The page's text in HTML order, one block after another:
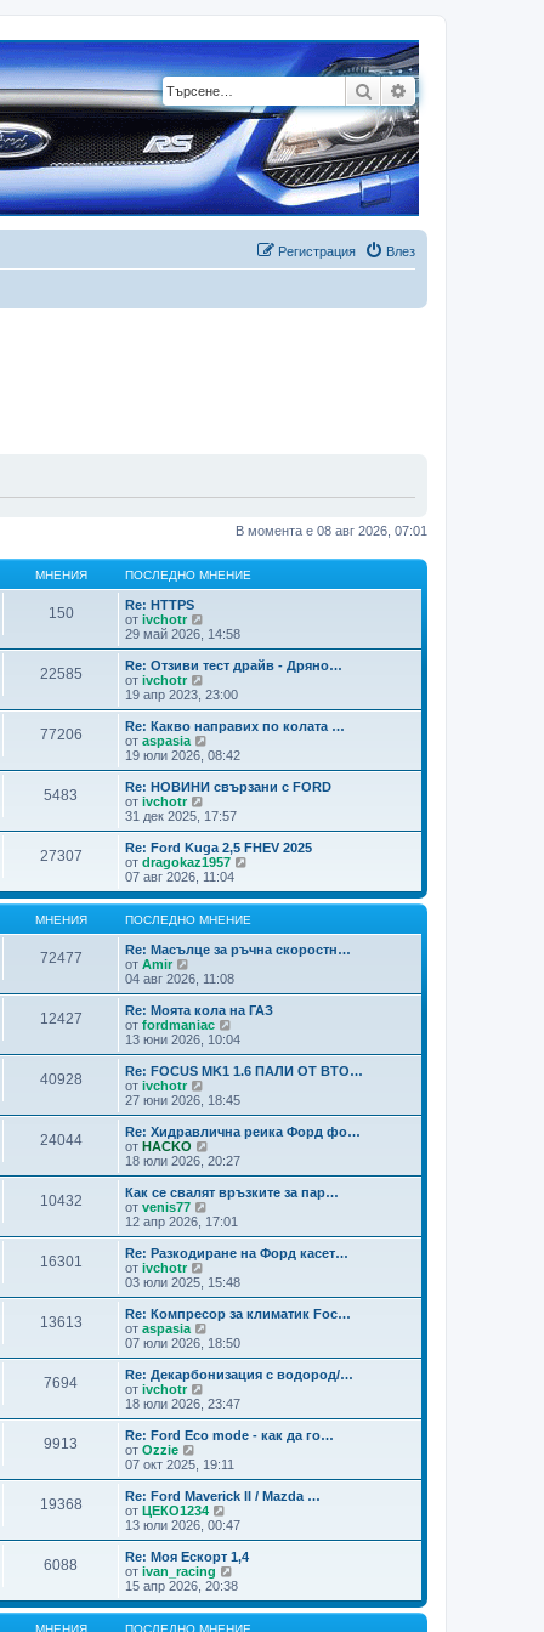
ТърсенеРазширено
Влез
Регистрация
В момента е 08 авг 2026, 07:01
МНЕНИЯ ПОСЛЕДНО МНЕНИЕ
150
Re: HTTPS
от ivchotr
и
ж
п
с
д
н
и
е
н
е
н
и
я
29 май 2026, 14:58
22585
Re: Отзиви тест драйв - Дряно…
от ivchotr
и
ж
п
о
с
е
д
н
и
е
м
н
е
и
19 апр 2023, 23:00
77206
Re: Какво направих по колата …
от aspasia
и
ж
п
с
д
н
и
т
е
м
е
н
и
19 юли 2026, 08:42
5483
Re: НОВИНИ свързани с FORD
от ivchotr
и
ж
п
о
с
е
д
н
и
е
е
н
и
31 дек 2025, 17:57
27307
Re: Ford Kuga 2,5 FHEV 2025
от dragokaz1957
ж
п
о
с
л
н
и
н
е
07 авг 2026, 11:04
МНЕНИЯ ПОСЛЕДНО МНЕНИЕ
72477
Re: Масълце за ръчна скоростн…
от Amir
и
ж
п
о
с
е
д
н
и
е
м
н
е
н
и
я
04 авг 2026, 11:08
12427
Re: Моята кола на ГАЗ
от fordmaniac
и
ж
п
с
д
н
и
е
н
е
н
я
13 юни 2026, 10:04
40928
Re: FOCUS MK1 1.6 ПАЛИ ОТ ВТО…
от ivchotr
и
ж
п
о
с
д
н
и
е
н
е
н
и
я
27 юни 2026, 18:45
24044
Re: Хидравлична реика Форд фо…
от HACKO
и
ж
п
с
д
н
и
е
н
е
н
я
18 юли 2026, 20:27
10432
Как се свалят връзките за пар…
от venis77
и
ж
п
о
с
д
н
и
е
н
е
н
я
12 апр 2026, 17:01
16301
Re: Разкодиране на Форд касет…
от ivchotr
и
ж
п
о
с
д
н
и
е
н
е
н
и
я
03 юли 2025, 15:48
13613
Re: Компресор за климатик Foc…
от aspasia
и
ж
п
с
д
н
и
е
м
н
е
н
и
я
07 юли 2026, 18:50
7694
Re: Декарбонизация с водород/…
от ivchotr
и
ж
п
с
д
н
и
е
м
н
е
18 юли 2026, 23:47
9913
Re: Ford Eco mode - как да го…
от Ozzie
ж
п
о
с
л
д
н
и
т
е
07 окт 2025, 19:11
19368
Re: Ford Maverick II / Mazda …
от ЦЕКО1234
и
ж
п
о
с
е
д
13 юли 2026, 00:47
6088
Re: Моя Ескорт 1,4
от ivan_racing
и
ж
п
о
15 апр 2026, 20:38
МНЕНИЯ ПОСЛЕДНО МНЕНИЕ